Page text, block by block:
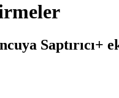
Saptırıcı+